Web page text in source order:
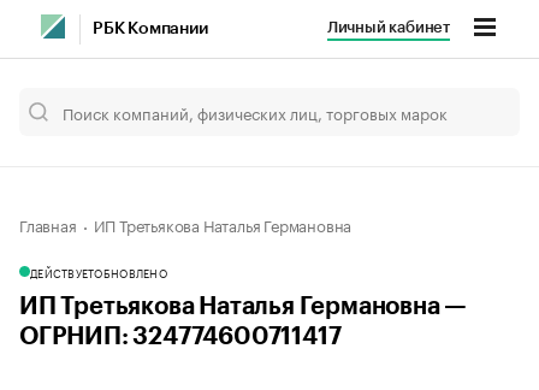
РБК Компании Личный кабинет
Главная ИП Третьякова Наталья Германовна
ДЕЙСТВУЕТОБНОВЛЕНО
ИП Третьякова Наталья Германовна —
ОГРНИП: 324774600711417